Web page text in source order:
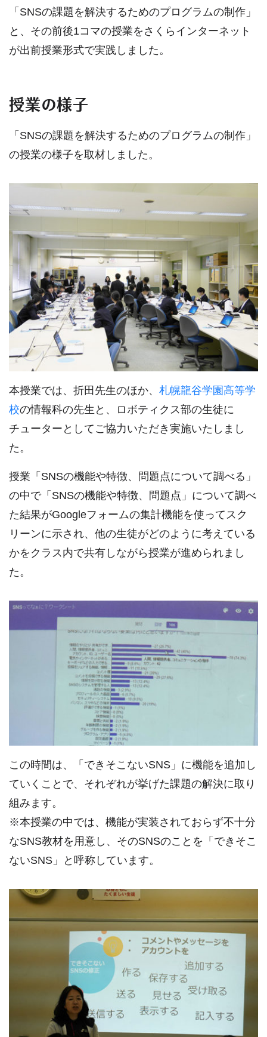
「SNSの課題を解決するためのプログラムの制作」
と、その前後1コマの授業をさくらインターネット
が出前授業形式で実践しました。
授業の様子
「SNSの課題を解決するためのプログラムの制作」
の授業の様子を取材しました。
本授業では、折田先生のほか、 札幌龍谷学園高等学
校の情報科の先生と、ロボティクス部の生徒に
チューターとしてご協力いただき実施いたしまし
た。
授業「SNSの機能や特徴、問題点について調べる」
の中で「SNSの機能や特徴、問題点」について調べ
た結果がGoogleフォームの集計機能を使ってスク
リーンに示され、他の生徒がどのように考えている
かをクラス内で共有しながら授業が進められまし
た。
この時間は、「できそこないSNS」に機能を追加し
ていくことで、それぞれが挙げた課題の解決に取り
組みます。
※本授業の中では、機能が実装されておらず不十分
なSNS教材を用意し、そのSNSのことを「できそこ
ないSNS」と呼称しています。